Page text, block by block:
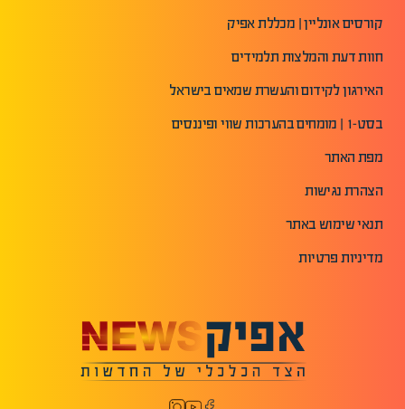
קורסים אונליין | מכללת אפיק
חוות דעת והמלצות תלמידים
האירגון לקידום והעשרת שמאים בישראל
בסט-1 | מומחים בהערכות שווי ופיננסים
מפת האתר
הצהרת נגישות
תנאי שימוש באתר
מדיניות פרטיות